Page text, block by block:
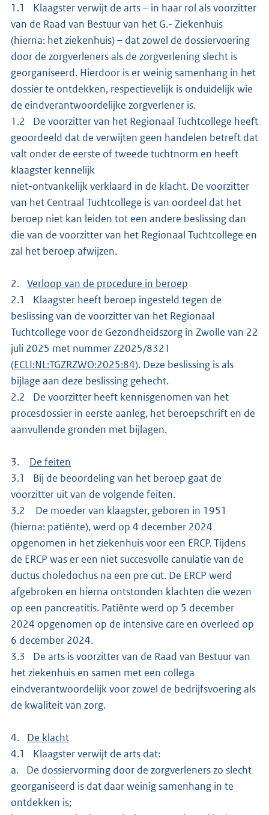
1.1 Klaagster verwijt de arts – in haar rol als voorzitter
van de Raad van Bestuur van het G.- Ziekenhuis
(hierna: het ziekenhuis) – dat zowel de dossiervoering
door de zorgverleners als de zorgverlening slecht is
georganiseerd. Hierdoor is er weinig samenhang in het
dossier te ontdekken, respectievelijk is onduidelijk wie
de eindverantwoordelijke zorgverlener is.
1.2 De voorzitter van het Regionaal Tuchtcollege heeft
geoordeeld dat de verwijten geen handelen betreft dat
valt onder de eerste of tweede tuchtnorm en heeft
klaagster kennelijk
niet-ontvankelijk verklaard in de klacht. De voorzitter
van het Centraal Tuchtcollege is van oordeel dat het
beroep niet kan leiden tot een andere beslissing dan
die van de voorzitter van het Regionaal Tuchtcollege en
zal het beroep afwijzen.
2. Verloop van de procedure in beroep
2.1 Klaagster heeft beroep ingesteld tegen de
beslissing van de voorzitter van het Regionaal
Tuchtcollege voor de Gezondheidszorg in Zwolle van 22
juli 2025 met nummer Z2025/8321
(ECLI:NL:TGZRZWO:2025:84). Deze beslissing is als
bijlage aan deze beslissing gehecht.
2.2 De voorzitter heeft kennisgenomen van het
procesdossier in eerste aanleg, het beroepschrift en de
aanvullende gronden met bijlagen.
3. De feiten
3.1 Bij de beoordeling van het beroep gaat de
voorzitter uit van de volgende feiten.
3.2 De moeder van klaagster, geboren in 1951
(hierna: patiënte), werd op 4 december 2024
opgenomen in het ziekenhuis voor een ERCP. Tijdens
de ERCP was er een niet succesvolle canulatie van de
ductus choledochus na een pre cut. De ERCP werd
afgebroken en hierna ontstonden klachten die wezen
op een pancreatitis. Patiënte werd op 5 december
2024 opgenomen op de intensive care en overleed op
6 december 2024.
3.3 De arts is voorzitter van de Raad van Bestuur van
het ziekenhuis en samen met een collega
eindverantwoordelijk voor zowel de bedrijfsvoering als
de kwaliteit van zorg.
4. De klacht
4.1 Klaagster verwijt de arts dat:
a. De dossiervorming door de zorgverleners zo slecht
georganiseerd is dat daar weinig samenhang in te
ontdekken is;